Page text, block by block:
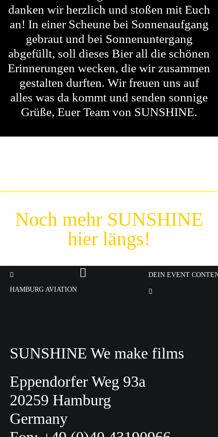
danken wir herzlich und stoßen mit Euch
an! In einer Scheune bei Sonnenaufgang
gebraut und bei Sonnenuntergang
abgefüllt, soll dieses Bier all die schönen
Erinnerungen wecken, die wir zusammen
gestalten durften. Wir freuen uns auf
alles was da kommt und senden sonnige
Grüße, Euer Team von SUNSHINE.
Noch mehr SUNSHINE
hier längs!
HAMBURG AVIATION
DEIN EVENT
SUNSHINE We make films
Eppendorfer Weg 93a
20259 Hamburg
Germany